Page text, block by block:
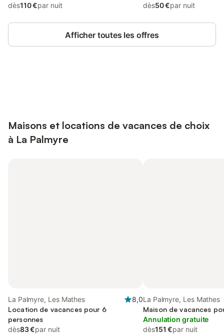
dès110 €par nuit
dès50 €par nuit
Afficher toutes les offres
Maisons et locations de vacances de choix
à La Palmyre
La Palmyre, Les Mathes
8,0
Location de vacances pour 6
personnes
dès83 €par nuit
La Palmyre, Les Mathes
Maison de vacances
Annulation gratuite
dès151 €par nuit